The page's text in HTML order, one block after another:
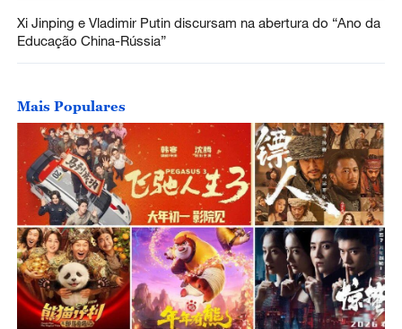
Xi Jinping e Vladimir Putin discursam na abertura do “Ano da
Educação China-Rússia”
Mais Populares